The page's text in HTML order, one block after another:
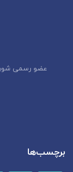
عضو رسمی شورای
برچسب‌ها